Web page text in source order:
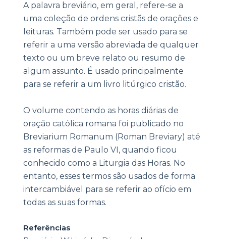
A palavra breviário, em geral, refere-se a
uma coleção de ordens cristãs de orações e
leituras. Também pode ser usado para se
referir a uma versão abreviada de qualquer
texto ou um breve relato ou resumo de
algum assunto. É usado principalmente
para se referir a um livro litúrgico cristão.
O volume contendo as horas diárias de
oração católica romana foi publicado no
Breviarium Romanum (Roman Breviary) até
as reformas de Paulo VI, quando ficou
conhecido como a Liturgia das Horas. No
entanto, esses termos são usados de forma
intercambiável para se referir ao ofício em
todas as suas formas.
Referências